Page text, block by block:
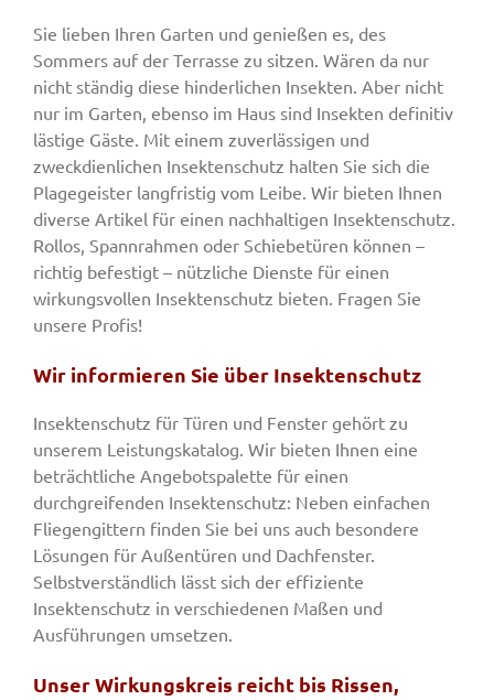
Sie lieben Ihren Garten und genießen es, des
Sommers auf der Terrasse zu sitzen. Wären da nur
nicht ständig diese hinderlichen Insekten. Aber nicht
nur im Garten, ebenso im Haus sind Insekten definitiv
lästige Gäste. Mit einem zuverlässigen und
zweckdienlichen Insektenschutz halten Sie sich die
Plagegeister langfristig vom Leibe. Wir bieten Ihnen
diverse Artikel für einen nachhaltigen Insektenschutz.
Rollos, Spannrahmen oder Schiebetüren können –
richtig befestigt – nützliche Dienste für einen
wirkungsvollen Insektenschutz bieten. Fragen Sie
unsere Profis!
Wir informieren Sie über Insektenschutz
Insektenschutz für Türen und Fenster gehört zu
unserem Leistungskatalog. Wir bieten Ihnen eine
beträchtliche Angebotspalette für einen
durchgreifenden Insektenschutz: Neben einfachen
Fliegengittern finden Sie bei uns auch besondere
Lösungen für Außentüren und Dachfenster.
Selbstverständlich lässt sich der effiziente
Insektenschutz in verschiedenen Maßen und
Ausführungen umsetzen.
Unser Wirkungskreis reicht bis Rissen,